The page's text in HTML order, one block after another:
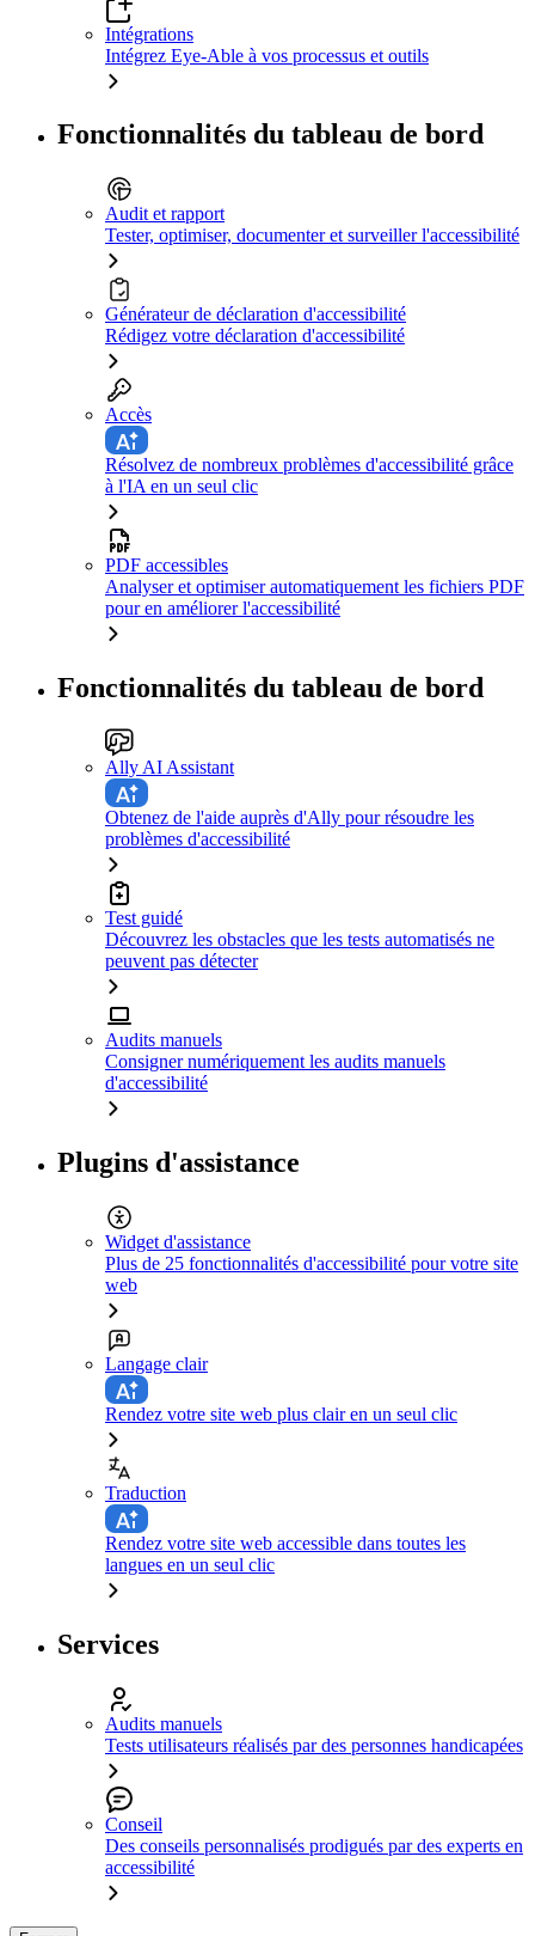
Intégrations
Intégrez Eye-Able à vos processus et outils
Fonctionnalités du tableau de bord
Audit et rapport
Tester, optimiser, documenter et surveiller l'accessibilité
Générateur de déclaration d'accessibilité
Rédigez votre déclaration d'accessibilité
Accès
Résolvez de nombreux problèmes d'accessibilité grâce
à l'IA en un seul clic
PDF accessibles
Analyser et optimiser automatiquement les fichiers PDF
pour en améliorer l'accessibilité
Fonctionnalités du tableau de bord
Ally AI Assistant
Obtenez de l'aide auprès d'Ally pour résoudre les
problèmes d'accessibilité
Test guidé
Découvrez les obstacles que les tests automatisés ne
peuvent pas détecter
Audits manuels
Consigner numériquement les audits manuels
d'accessibilité
Plugins d'assistance
Widget d'assistance
Plus de 25 fonctionnalités d'accessibilité pour votre site
web
Langage clair
Rendez votre site web plus clair en un seul clic
Traduction
Rendez votre site web accessible dans toutes les
langues en un seul clic
Services
Audits manuels
Tests utilisateurs réalisés par des personnes handicapées
Conseil
Des conseils personnalisés prodigués par des experts en
accessibilité